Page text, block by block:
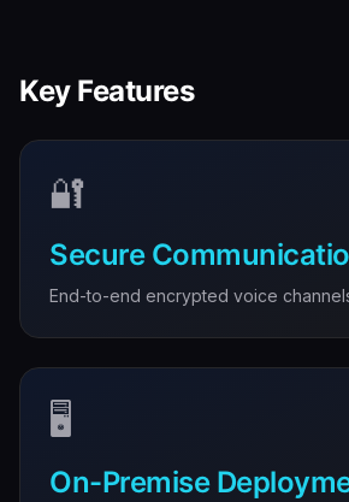
Key Features
🔐
Secure
End-to-end encrypted voice
🖥️
On-Premise